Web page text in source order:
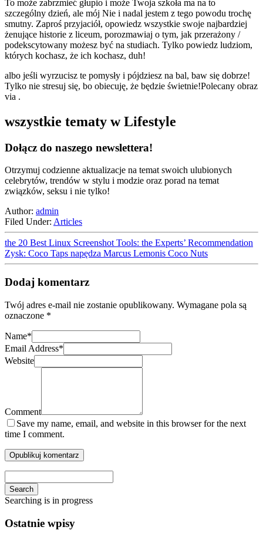
To może zabrzmieć głupio i może Twoja szkoła ma na to
szczególny dzień, ale mój Nie i nadal jestem z tego powodu trochę
smutny. Zaproś przyjaciół, opowiedz wszystkie swoje najbardziej
żenujące historie z liceum, porozmawiaj o tym, jak przerażony /
podekscytowany możesz być na studiach. Tylko powiedz ludziom,
których kochasz, że ich kochasz, duh!
albo jeśli wyrzucisz te pomysły i pójdziesz na bal, baw się dobrze!
Tylko nie stresuj się, bo obiecuję, że będzie świetnie!Polecany obraz
via .
wszystkie tematy w Lifestyle
Dołącz do naszego newslettera!
Otrzymuj codzienne aktualizacje na temat swoich ulubionych
celebrytów, trendów w stylu i modzie oraz porad na temat
związków, seksu i nie tylko!
Author: admin
Filed Under: Articles
the 20 Best Linux Screenshot Tools: the Experts’ Recommendation
Zysk: Coco Taps napędza Marcus Lemonis Coco Nuts
Dodaj komentarz
Twój adres e-mail nie zostanie opublikowany. Wymagane pola są
oznaczone *
Name*
Email Address*
Website
Comment
Save my name, email, and website in this browser for the next
time I comment.
Search
Searching is in progress
Ostatnie wpisy